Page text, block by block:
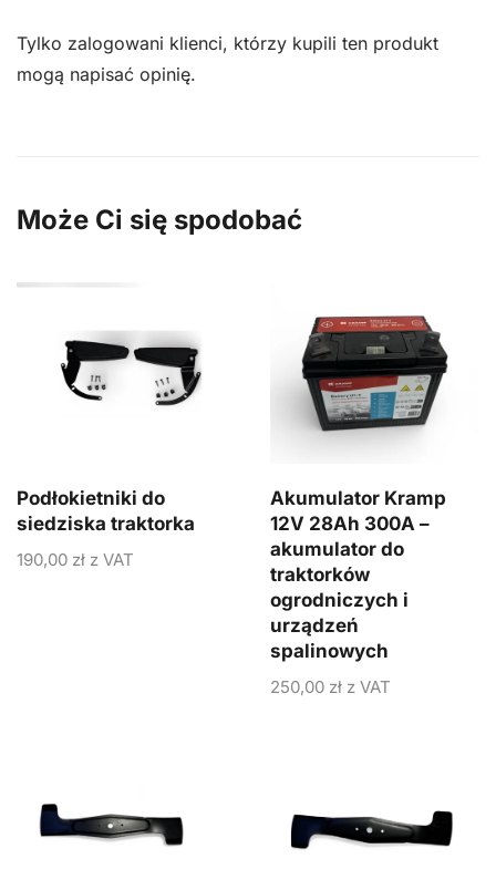
Tylko zalogowani klienci, którzy kupili ten produkt
mogą napisać opinię.
Może Ci się spodobać
Podłokietniki do
siedziska traktorka
190,00 zł z VAT
Akumulator Kramp
12V 28Ah 300A –
akumulator do
traktorków
ogrodniczych i
urządzeń
spalinowych
250,00 zł z VAT